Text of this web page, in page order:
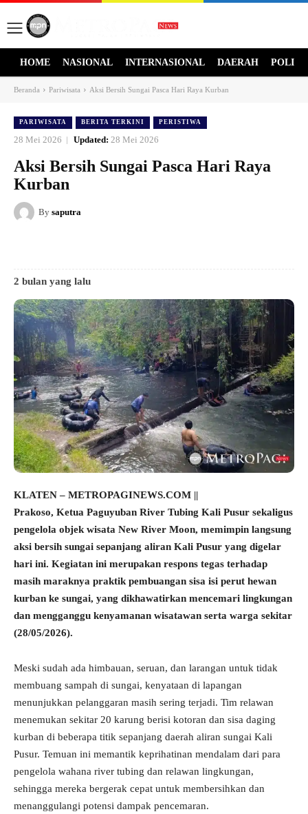
HOME NASIONAL INTERNASIONAL DAERAH
Beranda Pariwisata Aksi Bersih Sungai Pasca Hari Raya Kurban
PARIWISATA BERITA TERKINI PERISTIWA
28 Mei 2026 Updated: 28 Mei 2026
Aksi Bersih Sungai Pasca Hari Raya
Kurban
By saputra
2 bulan yang lalu
KLATEN – METROPAGINEWS.COM ||
Prakoso, Ketua Paguyuban River Tubing Kali Pusur sekaligus
pengelola objek wisata New River Moon, memimpin langsung
aksi bersih sungai sepanjang aliran Kali Pusur yang digelar
hari ini. Kegiatan ini merupakan respons tegas terhadap
masih maraknya praktik pembuangan sisa isi perut hewan
kurban ke sungai, yang dikhawatirkan mencemari lingkungan
dan mengganggu kenyamanan wisatawan serta warga sekitar
(28/05/2026).
Meski sudah ada himbauan, seruan, dan larangan untuk tidak
membuang sampah di sungai, kenyataan di lapangan
menunjukkan pelanggaran masih sering terjadi. Tim relawan
menemukan sekitar 20 karung berisi kotoran dan sisa daging
kurban di beberapa titik sepanjang daerah aliran sungai Kali
Pusur. Temuan ini memantik keprihatinan mendalam dari para
pengelola wahana river tubing dan relawan lingkungan,
sehingga mereka bergerak cepat untuk membersihkan dan
menanggulangi potensi dampak pencemaran.